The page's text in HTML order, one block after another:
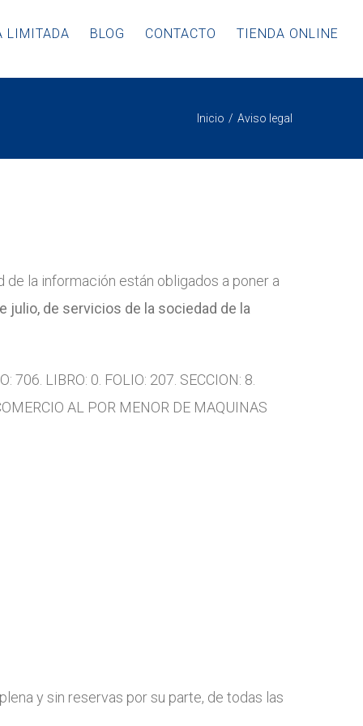
LIMITADA BLOG CONTACTO TIENDA ONLINE
Inicio Aviso legal
la información están obligados a poner a
julio, de servicios de la sociedad de la
LIBRO: 0. FOLIO: 207. SECCION: 8.
AL POR MENOR DE MAQUINAS
y sin reservas por su parte, de todas las